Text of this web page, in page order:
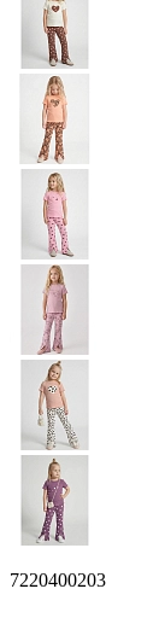
7220400203